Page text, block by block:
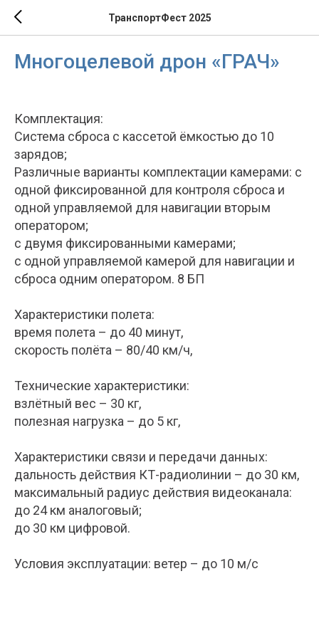
ТранспортФест 2025
Многоцелевой дрон «ГРАЧ»
Комплектация:
Система сброса с кассетой ёмкостью до 10
зарядов;
Различные варианты комплектации камерами: с
одной фиксированной для контроля сброса и
одной управляемой для навигации вторым
оператором;
с двумя фиксированными камерами;
с одной управляемой камерой для навигации и
сброса одним оператором. 8 БП
Характеристики полета:
время полета – до 40 минут,
скорость полёта – 80/40 км/ч,
Технические характеристики:
взлётный вес – 30 кг,
полезная нагрузка – до 5 кг,
Характеристики связи и передачи данных:
дальность действия КТ-радиолинии – до 30 км,
максимальный радиус действия видеоканала:
до 24 км аналоговый;
до 30 км цифровой.
Условия эксплуатации: ветер – до 10 м/с